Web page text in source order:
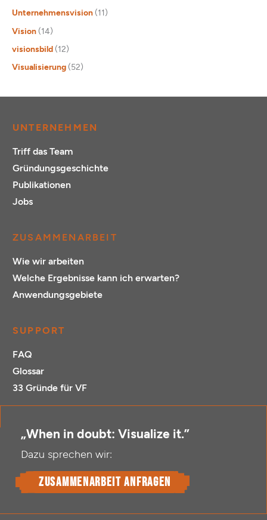
Unternehmensvision (11)
Vision (14)
visionsbild (12)
Visualisierung (52)
UNTERNEHMEN
Triff das Team
Gründungsgeschichte
Publikationen
Jobs
ZUSAMMENARBEIT
Wie wir arbeiten
Welche Ergebnisse kann ich erwarten?
Anwendungsgebiete
SUPPORT
FAQ
Glossar
33 Gründe für VF
„When in doubt: Visualize it.”
Dazu sprechen wir:
Zusammenarbeit anfragen